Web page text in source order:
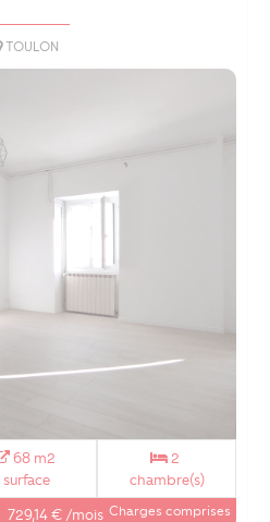
TOULON
68 m2
surface
2
chambre(s)
729,14 € /mois Charges comprises